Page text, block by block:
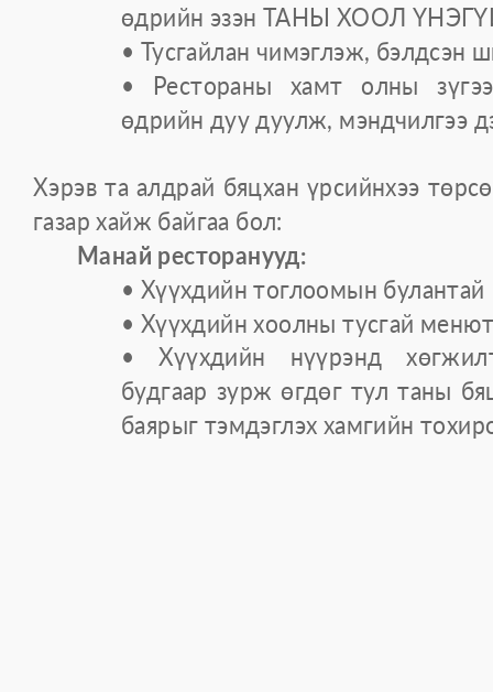
өдрийн эзэн ТАНЫ ХООЛ
• Тусгайлан чимэглэж, бэлдсэн
• Рестораны хамт олны
өдрийн дуу дуулж, мэндчилгээ
Хэрэв та алдрай бяцхан үрсийнхээ
газар хайж байгаа бол:
Манай ресторанууд:
• Хүүхдийн тоглоомын булантай
• Хүүхдийн хоолны тусгай
• Хүүхдийн нүүрэнд
будгаар зурж өгдөг тул таны
баярыг тэмдэглэх хамгийн